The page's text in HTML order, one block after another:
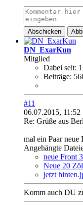
Abschicken
DN_ExarKun
Mitglied
Dabei seit:
Beiträge:
#11
06.07.2015, 11:52
Re: Grüße aus
mal ein Paar
Angehängte
neue Front
Neue 20
jetzt
Komm auch DU